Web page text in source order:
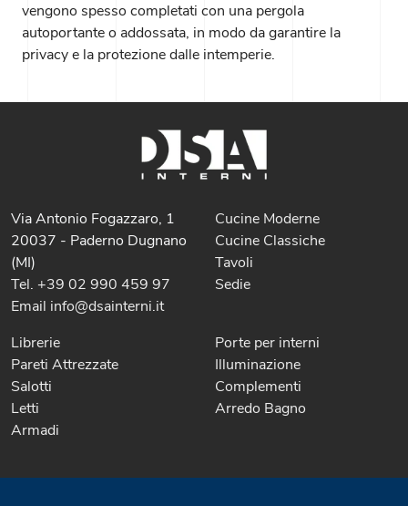
vengono spesso completati con una pergola
autoportante o addossata, in modo da garantire la
privacy e la protezione dalle intemperie.
Via Antonio Fogazzaro, 1
20037 - Paderno Dugnano
(MI)
Tel. +39 02 990 459 97
Email info@dsainterni.it
Cucine Moderne
Cucine Classiche
Tavoli
Sedie
Librerie
Pareti Attrezzate
Salotti
Letti
Armadi
Porte per interni
Illuminazione
Complementi
Arredo Bagno